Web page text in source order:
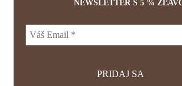
NEWSLETTER S 5 %